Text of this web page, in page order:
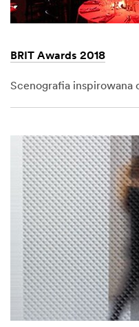
BRIT Awards 2018
Scenografia inspirowana
1,